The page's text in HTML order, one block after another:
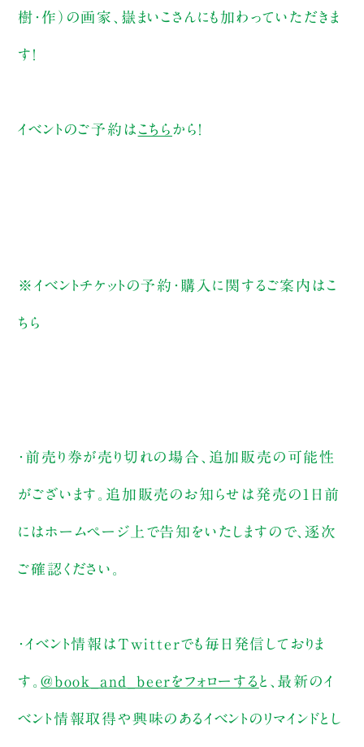
樹・作）の画家、嶽まいこさんにも加わっていただきま
す！
イベントのご予約は こちら から！
※イベントチケットの予約・購入に関するご案内は こ
ちら
・前売り券が売り切れの場合、追加販売の可能性
がございます。追加販売のお知らせは発売の1日前
にはホームページ上で告知をいたしますので、逐次
ご確認ください。
・イベント情報はTwitterでも毎日発信しておりま
す。 @book_and_beerをフォローする と、最新のイ
ベント情報取得や興味のあるイベントのリマインドとし